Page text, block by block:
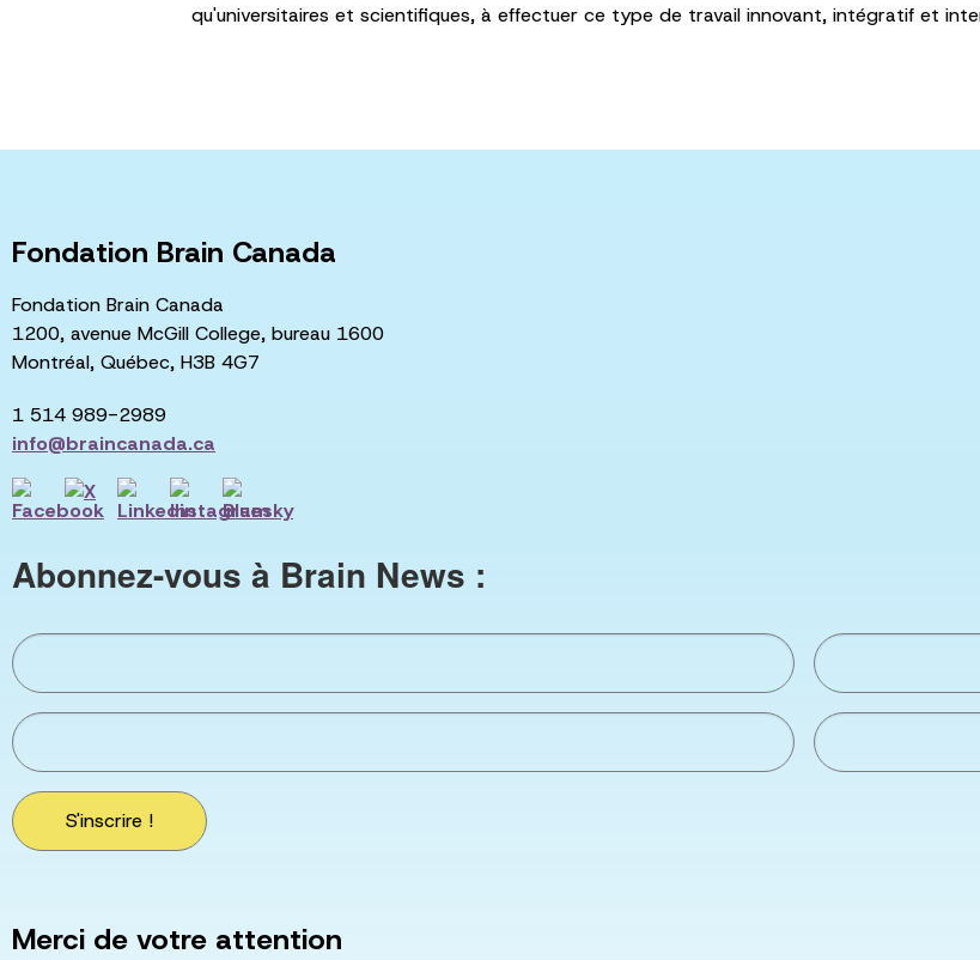
qu'universitaires et scientifiques, à effectuer ce type de travail innovant, intégratif et
Fondation Brain Canada
Fondation Brain Canada
1200, avenue McGill College, bureau 1600
Montréal, Québec, H3B 4G7
1 514 989-2989
info@braincanada.ca
Abonnez-vous à Brain News :
S'inscrire !
Merci de votre attention